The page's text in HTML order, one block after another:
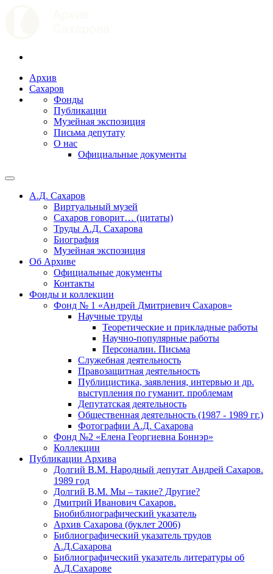
Архив
Сахаров
Фонды
Публикации
Музейная экспозиция
Письма депутату
О нас
Официальные документы
А.Д. Сахаров
Виртуальный музей
Сахаров говорит… (цитаты)
Труды А.Д. Сахарова
Биография
Музейная экспозиция
Об Архиве
Официальные документы
Контакты
Фонды и коллекции
Фонд № 1 «Андрей Дмитриевич Сахаров»
Научные труды
Теоретические и прикладные работы
Научно-популярные работы
Персоналии. Письма
Служебная деятельность
Правозащитная деятельность
Публицистика, заявления, интервью и др.
выступления по гуманит. проблемам
Депутатская деятельность
Общественная деятельность (1987 - 1989 гг.)
Фотографии А.Д. Сахарова
Фонд №2 «Елена Георгиевна Боннэр»
Коллекции
Публикации Архива
Долгий В.М. Народный депутат Андрей Сахаров.
1989 год
Долгий В.М. Мы – такие? Другие?
Дмитрий Иванович Сахаров.
Биобиблиографический указатель
Архив Сахарова (буклет 2006)
Библиографический указатель трудов
А.Д.Сахарова
Библиографический указатель литературы об
А.Д.Сахарове